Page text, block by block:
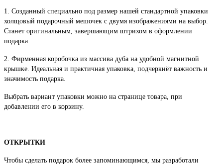
1. Созданный специально под размер нашей стандартной упаковки
холщовый подарочный мешочек с двумя изображениями на выбор.
Станет оригинальным, завершающим штрихом в оформлении
подарка.
2. Фирменная коробочка из массива дуба на удобной магнитной
крышке. Идеальная и практичная упаковка, подчеркнёт важность и
значимость подарка.
Выбрать вариант упаковки можно на странице товара, при
добавлении его в корзину.
ОТКРЫТКИ
Чтобы сделать подарок более запоминающимся, мы разработали